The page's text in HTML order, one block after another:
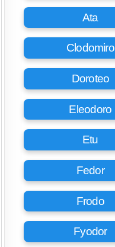
Ata
Clodomiro
Doroteo
Eleodoro
Etu
Fedor
Frodo
Fyodor